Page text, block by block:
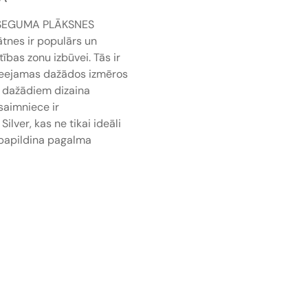
PLĀKSNES
ir populārs un
zonu izbūvei. Tās ir
dažādos izmēros
dizaina
ir
kas ne tikai ideāli
pagalma